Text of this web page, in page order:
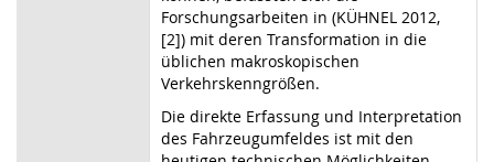
Forschungsarbeiten in (KÜHNEL 2012,
[2]) mit deren Transformation in die
üblichen makroskopischen
Verkehrskenngrößen.
Die direkte Erfassung und Interpretation
des Fahrzeugumfeldes ist mit den